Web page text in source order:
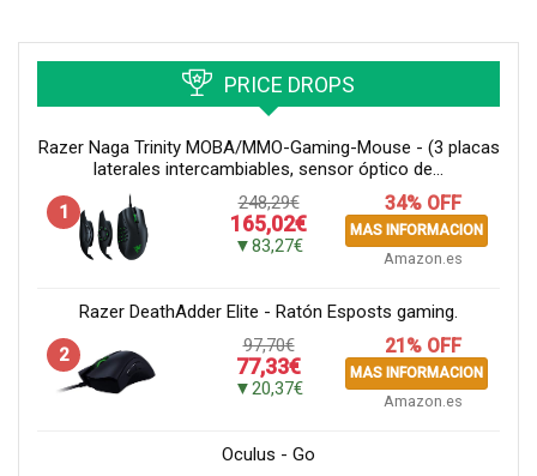
PRICE DROPS
Razer Naga Trinity MOBA/MMO-Gaming-Mouse - (3 placas
laterales intercambiables, sensor óptico de...
1
248,29€
165,02€
▼83,27€
34% OFF
MAS INFORMACION
Amazon.es
Razer DeathAdder Elite - Ratón Esposts gaming.
2
97,70€
77,33€
▼20,37€
21% OFF
MAS INFORMACION
Amazon.es
Oculus - Go